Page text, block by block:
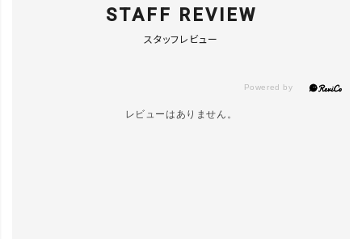
STAFF REVIEW
スタッフレビュー
レビューはありません。